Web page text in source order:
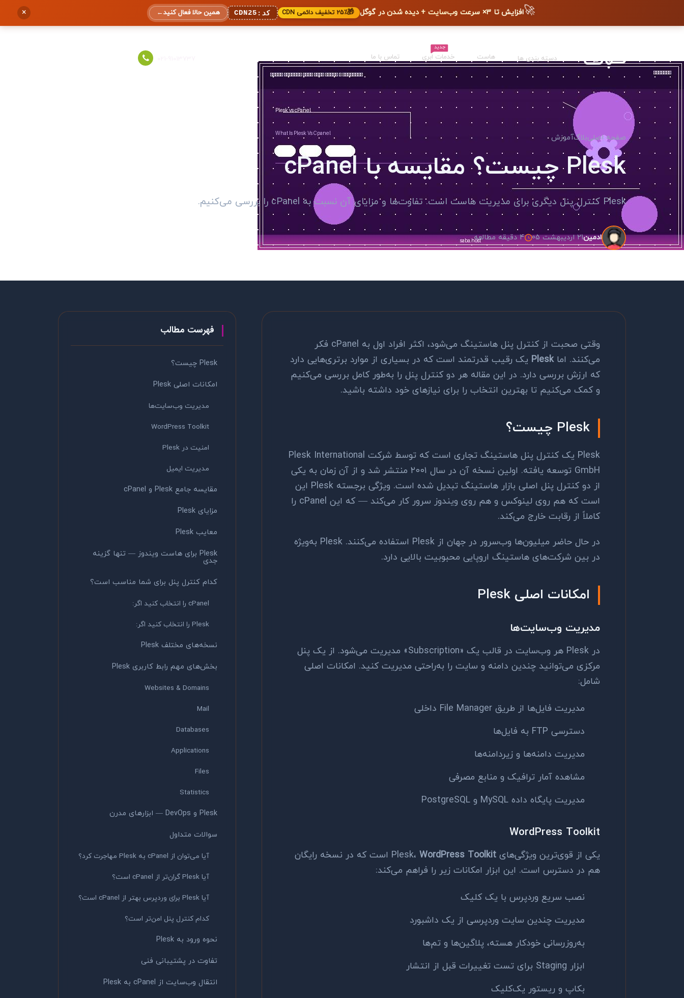
🚀افزایش تا ۳× سرعت وب‌سایت + دیده شدن در گوگل 🎁۲۵٪ تخفیف دائمی CDN کد: CDN25 همین حالا فعال کنید←
×
دسته بندی ها هاست
جدید
خدمات ابری تماس با ما
صفحه اصلیبلاگآموزش
Plesk چیست؟ مقایسه با cPanel
Plesk کنترل پنل دیگری برای مدیریت هاست است. تفاوت‌ها و مزایای آن نسبت به cPanel را بررسی می‌کنیم.
ادمین21 اردیبهشت 05 4 دقیقه مطالعه
وقتی صحبت از کنترل پنل هاستینگ می‌شود، اکثر افراد اول به cPanel فکر
می‌کنند. اماPlesk یک رقیب قدرتمند است که در بسیاری از موارد برتری‌هایی دارد
که ارزش بررسی دارد. در این مقاله هر دو کنترل پنل را به‌طور کامل بررسی می‌کنیم
و کمک می‌کنیم تا بهترین انتخاب را برای نیازهای خود داشته باشید.
Plesk چیست؟
Plesk یک کنترل پنل هاستینگ تجاری است که توسط شرکت Plesk International
GmbH توسعه یافته. اولین نسخه آن در سال ۲۰۰۱ منتشر شد و از آن زمان به یکی
از دو کنترل پنل اصلی بازار هاستینگ تبدیل شده است. ویژگی برجسته Plesk این
است که هم روی لینوکس و هم روی ویندوز سرور کار می‌کند — که این cPanel را
کاملاً از رقابت خارج می‌کند.
در حال حاضر میلیون‌ها وب‌سرور در جهان از Plesk استفاده می‌کنند. Plesk به‌ویژه
در بین شرکت‌های هاستینگ اروپایی محبوبیت بالایی دارد.
امکانات اصلی Plesk
مدیریت وب‌سایت‌ها
در Plesk هر وب‌سایت در قالب یک «Subscription» مدیریت می‌شود. از یک پنل
مرکزی می‌توانید چندین دامنه و سایت را به‌راحتی مدیریت کنید. امکانات اصلی
شامل:
مدیریت فایل‌ها از طریق File Manager داخلی
دسترسی FTP به فایل‌ها
مدیریت دامنه‌ها و زیردامنه‌ها
مشاهده آمار ترافیک و منابع مصرفی
مدیریت پایگاه داده MySQL و PostgreSQL
WordPress Toolkit
یکی از قوی‌ترین ویژگی‌های Plesk، WordPress Toolkit
است که در نسخه رایگان
هم در دسترس است. این ابزار امکانات زیر را فراهم می‌کند:
نصب سریع وردپرس با یک کلیک
مدیریت چندین سایت وردپرسی از یک داشبورد
به‌روزرسانی خودکار هسته، پلاگین‌ها و تم‌ها
ابزار Staging برای تست تغییرات قبل از انتشار
بکاپ و ریستور یک‌کلیک
فهرست مطالب
Plesk چیست؟
امکانات اصلی Plesk
مدیریت وب‌سایت‌ها
WordPress Toolkit
امنیت در Plesk
مدیریت ایمیل
مقایسه جامع Plesk و cPanel
مزایای Plesk
معایب Plesk
Plesk برای هاست ویندوز — تنها گزینه
جدی
کدام کنترل پنل برای شما مناسب است؟
cPanel را انتخاب کنید اگر:
Plesk را انتخاب کنید اگر:
نسخه‌های مختلف Plesk
بخش‌های مهم رابط کاربری Plesk
Websites & Domains
Mail
Databases
Applications
Files
Statistics
Plesk و DevOps — ابزارهای مدرن
سوالات متداول
آیا می‌توان از cPanel به Plesk مهاجرت کرد؟
آیا Plesk گران‌تر از cPanel است؟
آیا Plesk برای وردپرس بهتر از cPanel است؟
کدام کنترل پنل امن‌تر است؟
نحوه ورود به Plesk
تفاوت در پشتیبانی فنی
انتقال وب‌سایت از cPanel به Plesk